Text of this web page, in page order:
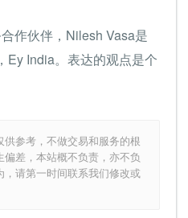
作伙伴，Nilesh Vasa是
Ey India。表达的观点是个
参考，不做交易和服务的根
差，本站概不负责，亦不负
请第一时间联系我们修改或